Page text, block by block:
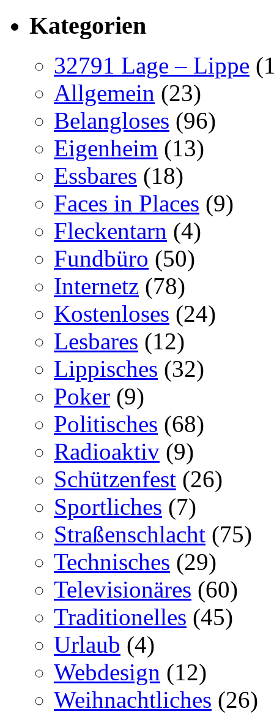
Kategorien
32791 Lage – Lippe
Allgemein (23)
Belangloses (96)
Eigenheim (13)
Essbares (18)
Faces in Places (9)
Fleckentarn (4)
Fundbüro (50)
Internetz (78)
Kostenloses (24)
Lesbares (12)
Lippisches (32)
Poker (9)
Politisches (68)
Radioaktiv (9)
Schützenfest (26)
Sportliches (7)
Straßenschlacht (75)
Technisches (29)
Televisionäres (60)
Traditionelles (45)
Urlaub (4)
Webdesign (12)
Weihnachtliches (26)